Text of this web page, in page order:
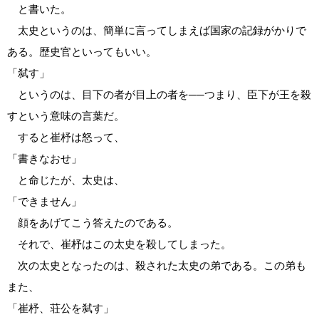
と書いた。
太史というのは、簡単に言ってしまえば国家の記録がかりで
ある。歴史官といってもいい。
「弑す」
というのは、目下の者が目上の者を──つまり、臣下が王を殺
すという意味の言葉だ。
すると崔杼は怒って、
「書きなおせ」
と命じたが、太史は、
「できません」
顔をあげてこう答えたのである。
それで、崔杼はこの太史を殺してしまった。
次の太史となったのは、殺された太史の弟である。この弟も
また、
「崔杼、荘公を弑す」